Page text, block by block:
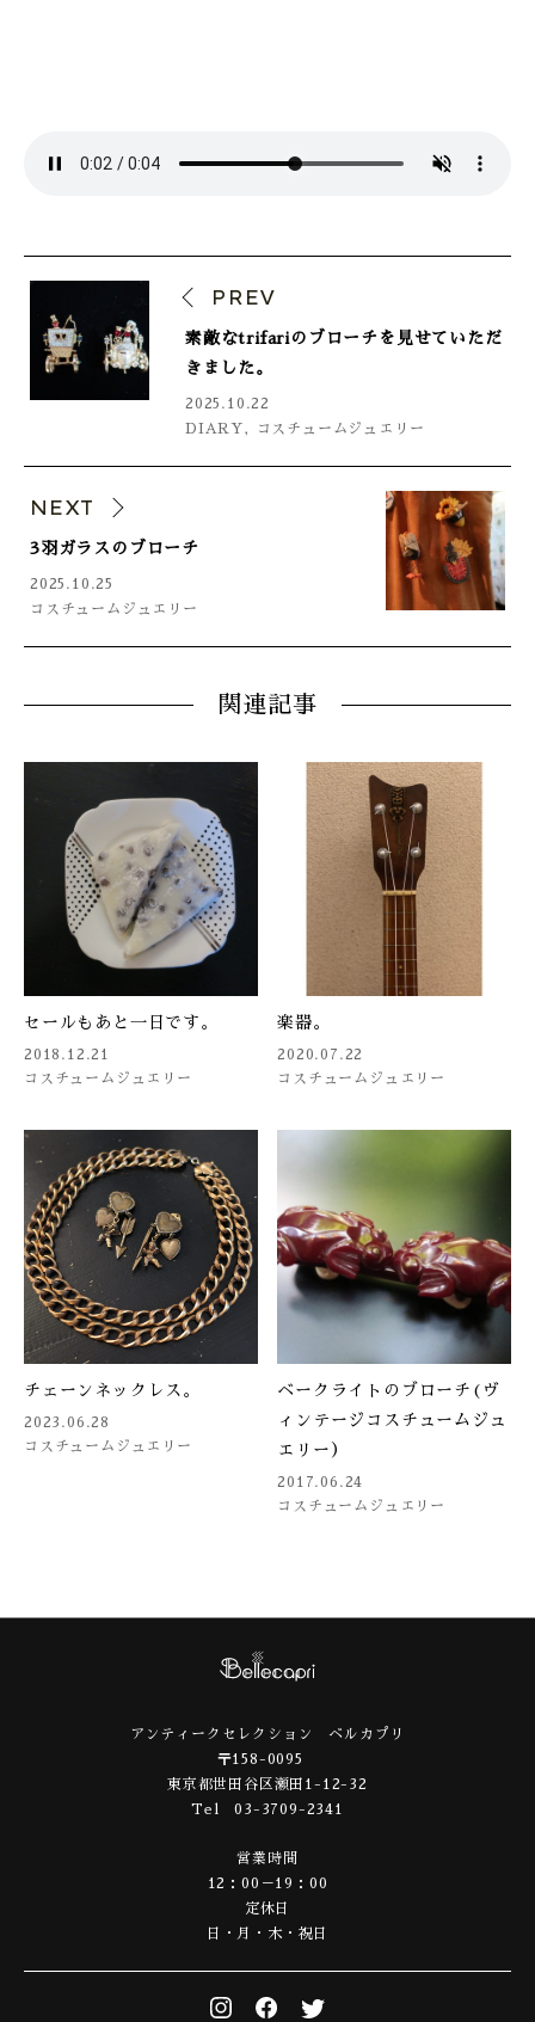
PREV
素敵なtrifariのブローチを見せていただ
きました。
2025.10.22
DIARY, コスチュームジュエリー
NEXT
3羽ガラスのブローチ
2025.10.25
コスチュームジュエリー
関連記事
セールもあと一日です。
2018.12.21
コスチュームジュエリー
楽器。
2020.07.22
コスチュームジュエリー
チェーンネックレス。
2023.06.28
コスチュームジュエリー
ベークライトのブローチ(ヴ
ィンテージコスチュームジュ
エリー）
2017.06.24
コスチュームジュエリー
アンティークセレクション ベルカプリ
〒158-0095
東京都世田谷区瀬田1-12-32
Tel 03-3709-2341
営業時間
12：00－19：00
定休日
日・月・木・祝日